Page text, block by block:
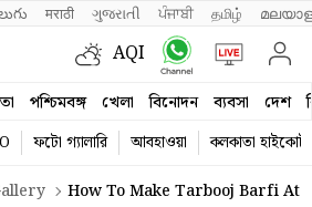
मराठी ગુજરાતી ਪੰਜਾਬੀ தமிழ்
AQI
পশ্চিমবঙ্গ খেলা বিনোদন ব্যবসা দেশ
ফটো গ্যালারি আবহাওয়া
কলকাতা হাইকোর্ট
How To Make Tarbooj Barfi At